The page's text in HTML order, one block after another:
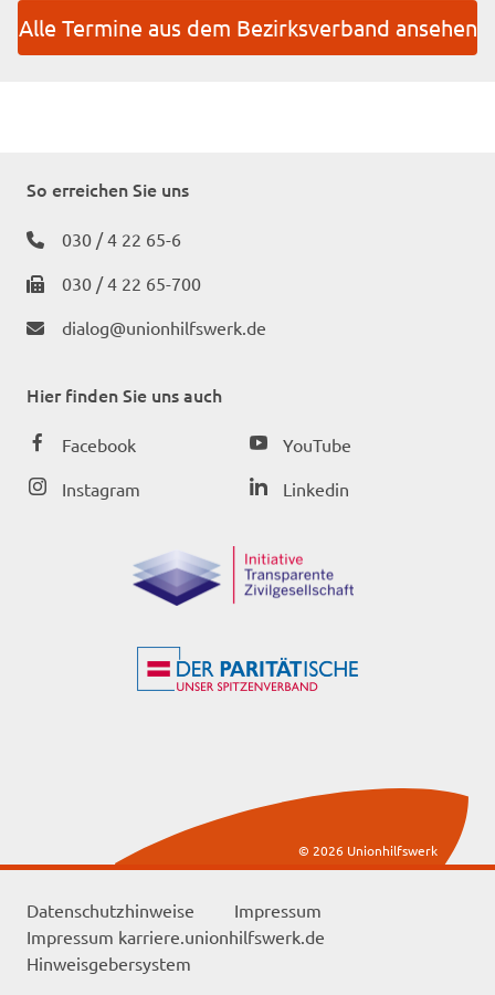
Alle Termine aus dem Bezirksverband ansehen
So erreichen Sie uns
030 / 4 22 65-6
030 / 4 22 65-700
dialog@unionhilfswerk.de
Hier finden Sie uns auch
Facebook
Instagram
YouTube
Linkedin
© 2026 Unionhilfswerk
Datenschutzhinweise
Impressum
Impressum karriere.unionhilfswerk.de
Hinweisgebersystem